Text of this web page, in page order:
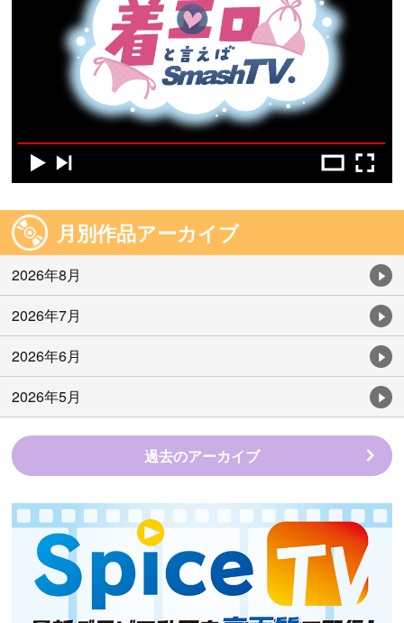
月別作品アーカイブ
2026年8月
2026年7月
2026年6月
2026年5月
過去のアーカイブ